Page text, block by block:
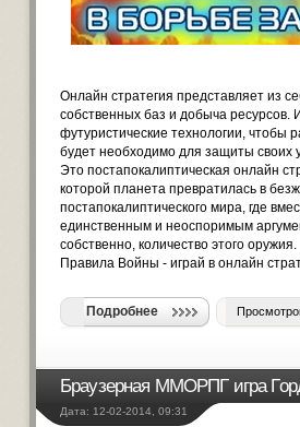
Онлайн стратегия представляет из
собственных баз и добыча ресурсов.
футуристические технологии, чтобы
будет необходимо для защиты своих
Это постапокалиптическая онлайн
которой планета превратилась в
постапокалиптического мира, где
единственным и неоспоримым
собственно, количество этого оружия.
Правила Войны - играй в онлайн
Подробнее
Браузерная ММОРПГ игра
Дата: 12-02-2014, 09:31